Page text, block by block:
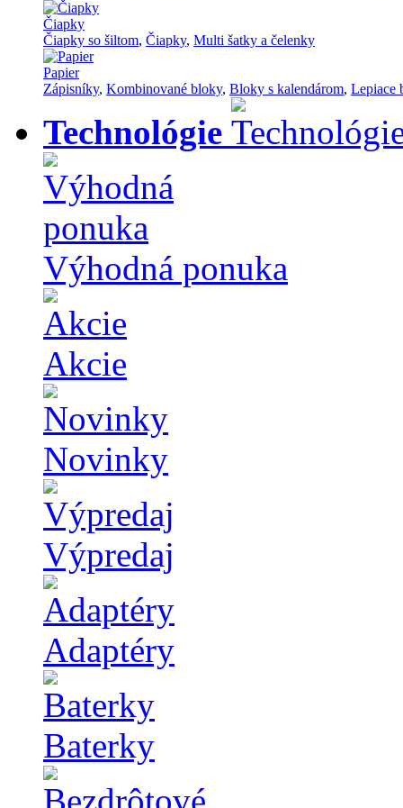
Čiapky
Čiapky so šiltom, Čiapky, Multi šatky a čelenky
Papier
Zápisníky, Kombinované bloky, Bloky s kalendárom, Lepiace
Technológie
Výhodná ponuka
Akcie
Novinky
Výpredaj
Adaptéry
Baterky